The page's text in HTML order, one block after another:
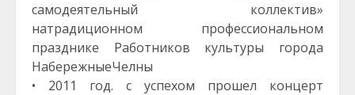
самодеятельный коллектив»
натрадиционном профессиональном
празднике Работников культуры города
НабережныеЧелны
• 2011 год. с успехом прошел концерт